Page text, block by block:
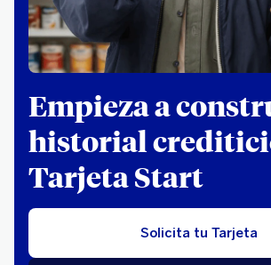
Empieza a
historial
Tarjeta Start
Solicita tu Tarjeta